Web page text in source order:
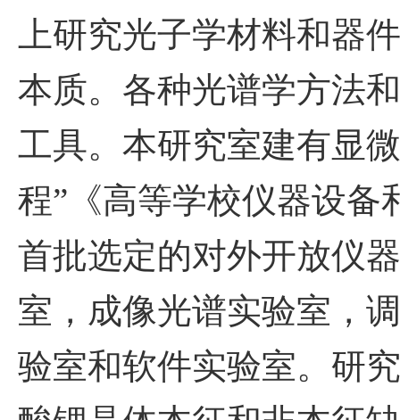
上研究光子学材料和器
本质。各种光谱学方法
工具。本研究室建有显
程”《高等学校仪器设备
首批选定的对外开放仪
室，成像光谱实验室，
验室和软件实验室。研